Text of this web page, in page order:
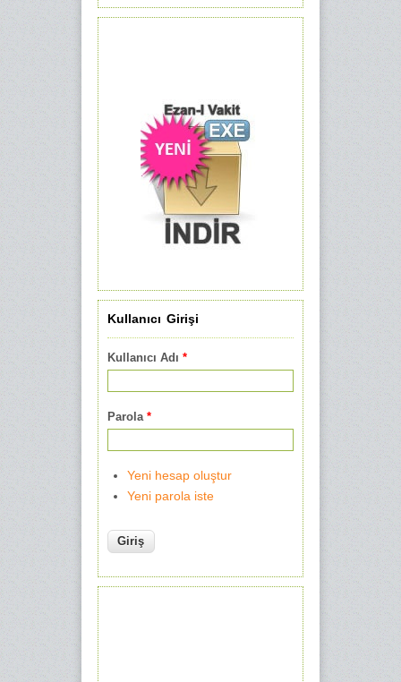
Arama formu
Kullanıcı Girişi
Kullanıcı Adı *
Parola *
Yeni hesap oluştur
Yeni parola iste